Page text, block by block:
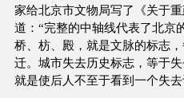
家给北京市文物局写了《关于
道：“完整的中轴线代表了北京
桥、枋、殿，就是文脉的标志
迁。城市失去历史标志，等于
就是使后人不至于看到一个失